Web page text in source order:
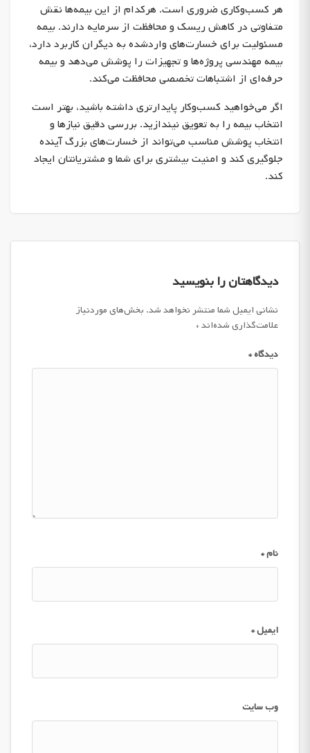
هر کسب‌وکاری ضروری است. هرکدام از این بیمه‌ها نقش
متفاوتی در کاهش ریسک و محافظت از سرمایه دارند. بیمه
مسئولیت برای خسارت‌های واردشده به دیگران کاربرد دارد،
بیمه مهندسی پروژه‌ها و تجهیزات را پوشش می‌دهد و بیمه
حرفه‌ای از اشتباهات تخصصی محافظت می‌کند.
اگر می‌خواهید کسب‌وکار پایدارتری داشته باشید، بهتر است
انتخاب بیمه را به تعویق نیندازید. بررسی دقیق نیازها و
انتخاب پوشش مناسب می‌تواند از خسارت‌های بزرگ آینده
جلوگیری کند و امنیت بیشتری برای شما و مشتریانتان ایجاد
کند.
دیدگاهتان را بنویسید
نشانی ایمیل شما منتشر نخواهد شد. بخش‌های موردنیاز
علامت‌گذاری شده‌اند*
دیدگاه*
نام*
ایمیل*
وب‌ سایت